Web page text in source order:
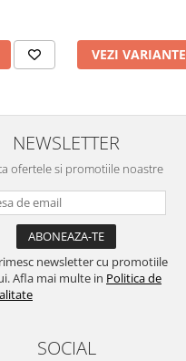
VEZI VARIANTE
NEWSLETTER
ofertele si promotiile noastre
newsletter cu promotiile
Afla mai multe in Politica de
SOCIAL